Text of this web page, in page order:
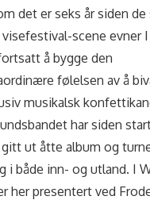
det er seks år siden
visefestival-scene evner I
å bygge den
følelsen av å
musikalsk
har siden
ut åtte album og
i både inn- og utland. I
her presentert ved